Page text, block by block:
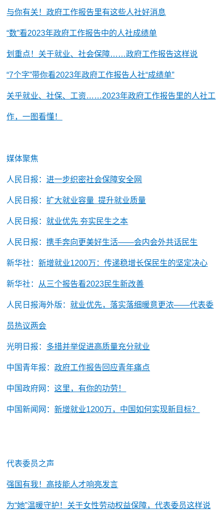
与你有关！政府工作报告里有这些人社好消息
“数”看2023年政府工作报告中的人社成绩单
划重点！关于就业、社会保障……政府工作报告这样说
“7个字”带你看2023年政府工作报告人社“成绩单”
关乎就业、社保、工资……2023年政府工作报告里的人社工
作，一图看懂！
媒体聚焦
人民日报：进一步织密社会保障安全网
人民日报：扩大就业容量 提升就业质量
人民日报：就业优先 夯实民生之本
人民日报：携手奔向更美好生活——会内会外共话民生
新华社：新增就业1200万：传递稳增长保民生的坚定决心
新华社： 从三个报告看2023民生新改善
人民日报海外版：就业优先，落实落细暖意更浓——代表委
员热议两会
光明日报： 多措并举促进高质量充分就业
中国青年报：政府工作报告回应青年痛点
中国政府网：这里，有你的功劳！
中国新闻网：新增就业1200万，中国如何实现新目标？
代表委员之声
强国有我！高技能人才响亮发言
为“她”温暖守护！关于女性劳动权益保障，代表委员这样说